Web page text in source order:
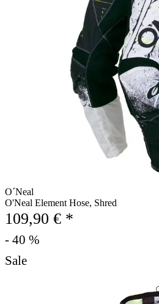
O´Neal
O'Neal Element Hose, Shred
109,90 € *
- 40 %
Sale